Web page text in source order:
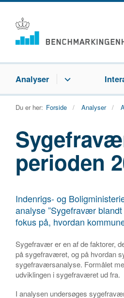
Analyser
Du er her: Forside Analyser
perioden
Indenrigs- og
analyse ”Sygefravær
fokus på, hvordan
Sygefravær er en af de faktorer,
på sygefraværet, og på hvordan
sygefraværsanalyse. Formålet
udviklingen i sygefraværet ud fra.
I analysen undersøges